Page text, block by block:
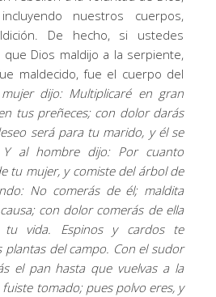
nuestros cuerpos,
De hecho, si ustedes
Dios maldijo a la serpiente,
maldecido, fue el cuerpo del
dijo: Multiplicaré en gran
tus preñeces; con dolor darás
será para tu marido, y él se
al hombre dijo: Por cuanto
tu mujer, y comiste del árbol de
No comerás de él; maldita
con dolor comerás de ella
vida. Espinos y cardos te
plantas del campo. Con el sudor
el pan hasta que vuelvas a la
tomado; pues polvo eres, y